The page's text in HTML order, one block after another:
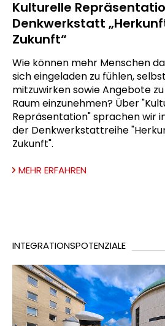
Kulturelle
Denkwerkstatt
Zukunft“
Wie können mehr Menschen
sich eingeladen zu fühlen,
mitzuwirken sowie Angebote
Raum einzunehmen? Über
Repräsentation" sprachen wir
der Denkwerkstattreihe
Zukunft".
MEHR ERFAHREN
INTEGRATIONSPOTENZIALE